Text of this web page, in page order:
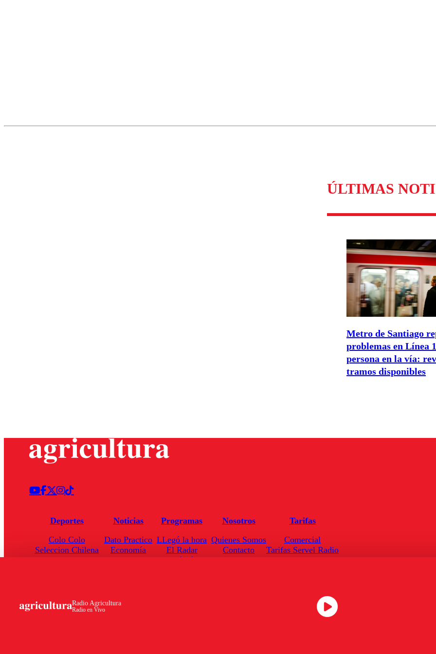
ÚLTIMAS
Metro de Santiago
problemas en Línea
persona en la vía:
tramos disponibles
Radio Agricultura
Radio en Vivo
Deportes
Colo Colo
Seleccion Chilena
Noticias
Dato Practico
Economía
Programas
LLegó la hora
El Radar
Enfoqué Público
Nosotros
Quienes Somos
Contacto
Tarifas
Comercial
Tarifas Servel Radio